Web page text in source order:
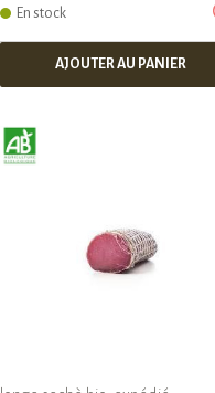
En stock
AJOUTER AU PANIER